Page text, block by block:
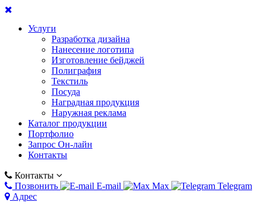
Услуги
Разработка дизайна
Нанесение логотипа
Изготовление бейджей
Полиграфия
Текстиль
Посуда
Наградная продукция
Наружная реклама
Каталог продукции
Портфолио
Запрос Он-лайн
Контакты
Контакты
Позвонить
E-mail Max
Telegram
Адрес